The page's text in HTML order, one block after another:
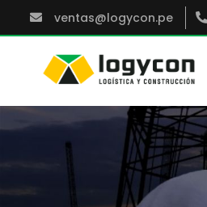
ventas@logycon.pe